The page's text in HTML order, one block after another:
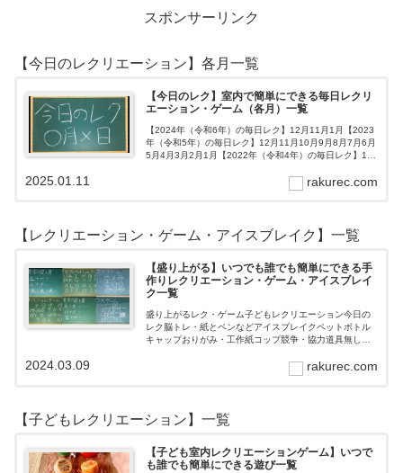
スポンサーリンク
【今日のレクリエーション】各月一覧
【今日のレク】室内で簡単にできる毎日レクリ
エーション・ゲーム（各月）一覧
【2024年（令和6年）の毎日レク】12月11月1月【2023
年（令和5年）の毎日レク】12月11月10月9月8月7月6月
5月4月3月2月1月【2022年（令和4年）の毎日レク】12
rakurec.com
2025.01.11
【レクリエーション・ゲーム・アイスブレイク】一覧
【盛り上がる】いつでも誰でも簡単にできる手
作りレクリエーション・ゲーム・アイスブレイ
ク一覧
盛り上がるレク・ゲーム子どもレクリエーション今日の
レク脳トレ・紙とペンなどアイスブレイクペットボトル
キャップおりがみ・工作紙コップ競争・協力道具無し・
ロおはじき体操スライム脳トレ無料素材Yo…rakurec.com
2024.03.09
【子どもレクリエーション】一覧
【子ども室内レクリエーションゲーム】いつで
も誰でも簡単にできる遊び一覧